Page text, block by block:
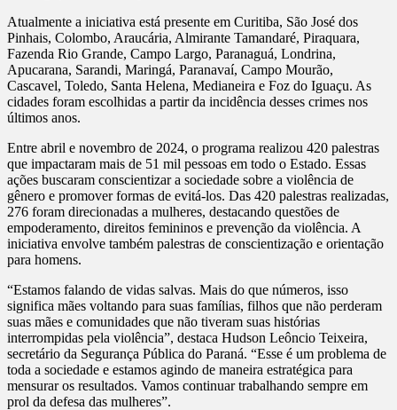
Atualmente a iniciativa está presente em Curitiba, São José dos
Pinhais, Colombo, Araucária, Almirante Tamandaré, Piraquara,
Fazenda Rio Grande, Campo Largo, Paranaguá, Londrina,
Apucarana, Sarandi, Maringá, Paranavaí, Campo Mourão,
Cascavel, Toledo, Santa Helena, Medianeira e Foz do Iguaçu. As
cidades foram escolhidas a partir da incidência desses crimes nos
últimos anos.
Entre abril e novembro de 2024, o programa realizou 420 palestras
que impactaram mais de 51 mil pessoas em todo o Estado. Essas
ações buscaram conscientizar a sociedade sobre a violência de
gênero e promover formas de evitá-los. Das 420 palestras realizadas,
276 foram direcionadas a mulheres, destacando questões de
empoderamento, direitos femininos e prevenção da violência. A
iniciativa envolve também palestras de conscientização e orientação
para homens.
“Estamos falando de vidas salvas. Mais do que números, isso
significa mães voltando para suas famílias, filhos que não perderam
suas mães e comunidades que não tiveram suas histórias
interrompidas pela violência”, destaca Hudson Leôncio Teixeira,
secretário da Segurança Pública do Paraná. “Esse é um problema de
toda a sociedade e estamos agindo de maneira estratégica para
mensurar os resultados. Vamos continuar trabalhando sempre em
prol da defesa das mulheres”.